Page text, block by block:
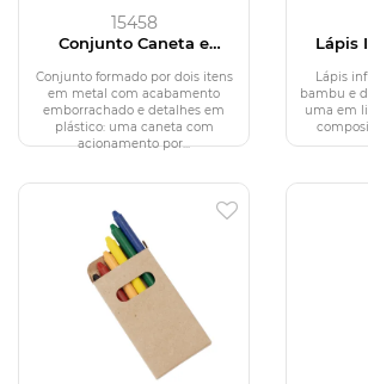
15458
Conjunto Caneta e
Conjunto formado por dois itens
em metal com acabamento
emborrachado e detalhes em
plástico: uma caneta com
acionamento por...
Lápis
Lápis
bambu e
uma em